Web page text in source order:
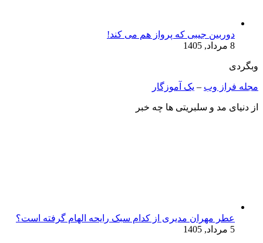
دوربین جیبی که پرواز هم می‌ کند!
8 مرداد, 1405
وبگردی
مجله فراز وب – یک آموزگار
از دنیای مد و سلبریتی ها چه خبر
عطر مهران مدیری از کدام سبک رایحه الهام گرفته است؟
5 مرداد, 1405